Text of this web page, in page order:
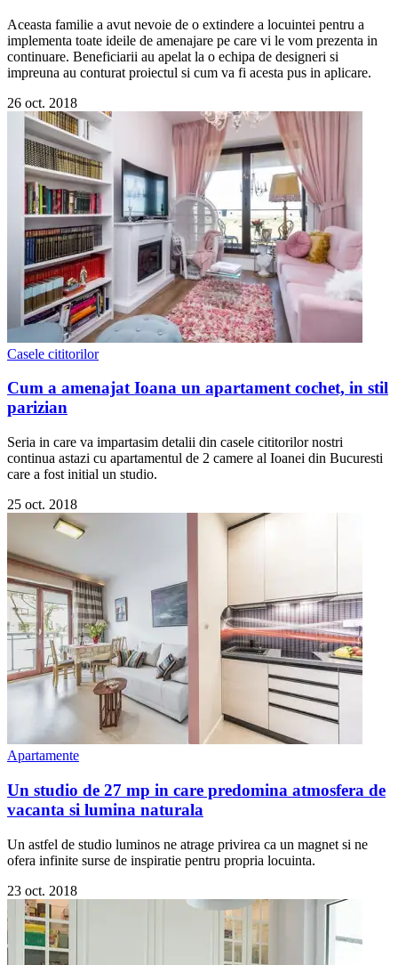
Aceasta familie a avut nevoie de o extindere a locuintei pentru a
implementa toate ideile de amenajare pe care vi le vom prezenta in
continuare. Beneficiarii au apelat la o echipa de designeri si
impreuna au conturat proiectul si cum va fi acesta pus in aplicare.
26 oct. 2018
Casele cititorilor
Cum a amenajat Ioana un apartament cochet, in stil
parizian
Seria in care va impartasim detalii din casele cititorilor nostri
continua astazi cu apartamentul de 2 camere al Ioanei din Bucuresti
care a fost initial un studio.
25 oct. 2018
Apartamente
Un studio de 27 mp in care predomina atmosfera de
vacanta si lumina naturala
Un astfel de studio luminos ne atrage privirea ca un magnet si ne
ofera infinite surse de inspiratie pentru propria locuinta.
23 oct. 2018